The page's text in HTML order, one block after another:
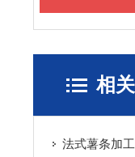
相
法式薯条加